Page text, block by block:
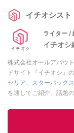
イチオシスト
ライター /
イチオシ
株式会社オールアバウ
ドサイト『イチオシ』
セリア、 スターバックス
を通してご紹介。話題
レビューしています。
し